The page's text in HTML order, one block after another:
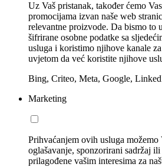
Uz Vaš pristanak, također ćemo
promocijama izvan naše web
relevantne proizvode. Da bismo to
šifrirane osobne podatke sa
usluga i koristimo njihove kanale
uvjetom da već koristite njihove
Bing, Criteo, Meta, Google,
Marketing
Prihvaćanjem ovih usluga možemo
oglašavanje, sponzorirani sadržaj
prilagođene vašim interesima za